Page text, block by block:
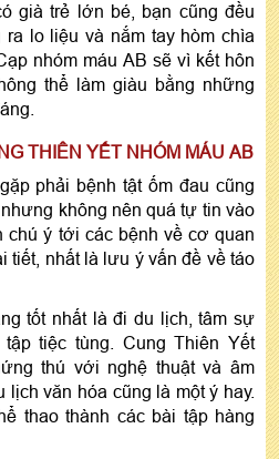
già trẻ lớn bé, bạn cũng đều
lo liệu và nắm tay hòm chìa
nhóm máu AB sẽ vì kết hôn
thể làm giàu bằng những
THIÊN YẾT NHÓM MÁU AB
phải bệnh tật ốm đau cũng
không nên quá tự tin vào
chú ý tới các bệnh về cơ quan
tiết, nhất là lưu ý vấn đề về táo
tốt nhất là đi du lịch, tâm sự
tiệc tùng. Cung Thiên Yết
thú với nghệ thuật và âm
lịch văn hóa cũng là một ý hay.
thao thành các bài tập hàng